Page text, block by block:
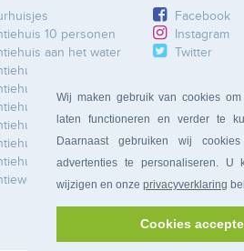
Wij maken gebruik van cookies
laten functioneren en verder te
Daarnaast gebruiken wij
advertenties te personaliseren. U
wijzigen en onze privacyverklaring
Cookies
10 personen
aan het water
Ardennen
Duitsland
Frankrijk
Limburg
Nederland
Spanje
Facebook
Instagram
Twitter